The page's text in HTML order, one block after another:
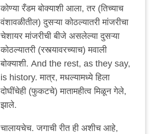
कोण्या रँडम बोक्याशी आला, तर (तिच्याच
वंशावळीतील) दुसऱ्या कोठल्यातरी मांजरीचा
चेशायर मांजरीची बीजे असलेल्या दुसऱ्या
कोठल्यातरी (रस्त्यावरच्याच) मवाली
बोक्याशी. And the rest, as they say,
is history. मात्र, मधल्यामध्ये हिला
दोघींचेही (फुकटचे) मातामहीत्व मिळून गेले,
झाले.
चालायचेच. जगाची रीत ही अशीच आहे,